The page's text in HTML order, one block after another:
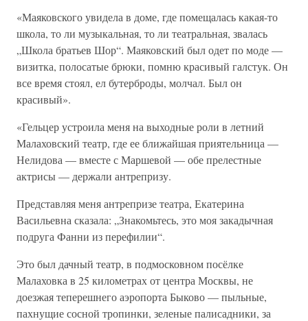
«Маяковского увидела в доме, где помещалась какая-то
школа, то ли музыкальная, то ли театральная, звалась
„Школа братьев Шор“. Маяковский был одет по моде —
визитка, полосатые брюки, помню красивый галстук. Он
все время стоял, ел бутерброды, молчал. Был он
красивый».
«Гельцер устроила меня на выходные роли в летний
Малаховский театр, где ее ближайшая приятельница —
Нелидова — вместе с Маршевой — обе прелестные
актрисы — держали антрепризу.
Представляя меня антрепризе театра, Екатерина
Васильевна сказала: „Знакомьтесь, это моя закадычная
подруга Фанни из перефилии“.
Это был дачный театр, в подмосковном посёлке
Малаховка в 25 километрах от центра Москвы, не
доезжая теперешнего аэропорта Быково — пыльные,
пахнущие сосной тропинки, зеленые палисадники, за